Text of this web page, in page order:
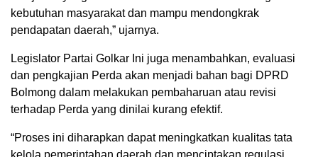
kebutuhan masyarakat dan mampu mendongkrak
pendapatan daerah,” ujarnya.
Legislator Partai Golkar Ini juga menambahkan, evaluasi
dan pengkajian Perda akan menjadi bahan bagi DPRD
Bolmong dalam melakukan pembaharuan atau revisi
terhadap Perda yang dinilai kurang efektif.
“Proses ini diharapkan dapat meningkatkan kualitas tata
kelola pemerintahan daerah dan menciptakan regulasi